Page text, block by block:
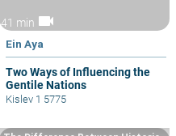
41 min videocam
Ein Aya
Two Ways of Influencing the
Gentile Nations
Kislev 1 5775